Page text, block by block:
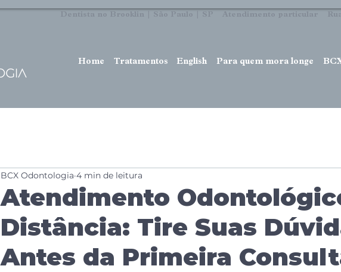
Dentista no Brooklin | São Paulo | SP Atendimento particular Rua
Home Tratamentos English Para quem mora longe
Atendimento
Distância: Tire Suas
Antes da Primeira
BCX Odontologia 4 min de leitura